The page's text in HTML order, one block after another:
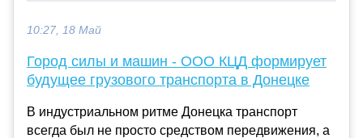
10:27, 18 Май
Город силы и машин - ООО КЦД формирует
будущее грузового транспорта в Донецке
В индустриальном ритме Донецка транспорт
всегда был не просто средством передвижения, а